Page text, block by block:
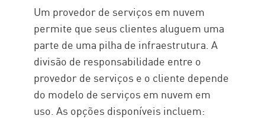
Um provedor de serviços em nuvem
permite que seus clientes aluguem uma
parte de uma pilha de infraestrutura. A
divisão de responsabilidade entre o
provedor de serviços e o cliente depende
do modelo de serviços em nuvem em
uso. As opções disponíveis incluem: